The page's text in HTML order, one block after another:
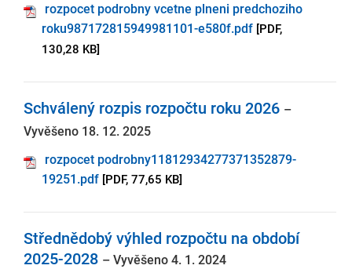
rozpocet podrobny vcetne plneni predchoziho
roku987172815949981101-e580f.pdf [PDF,
130,28 KB]
Schválený rozpis rozpočtu roku 2026 –
Vyvěšeno 18. 12. 2025
rozpocet podrobny11812934277371352879-
19251.pdf [PDF, 77,65 KB]
Střednědobý výhled rozpočtu na období
2025-2028 – Vyvěšeno 4. 1. 2024